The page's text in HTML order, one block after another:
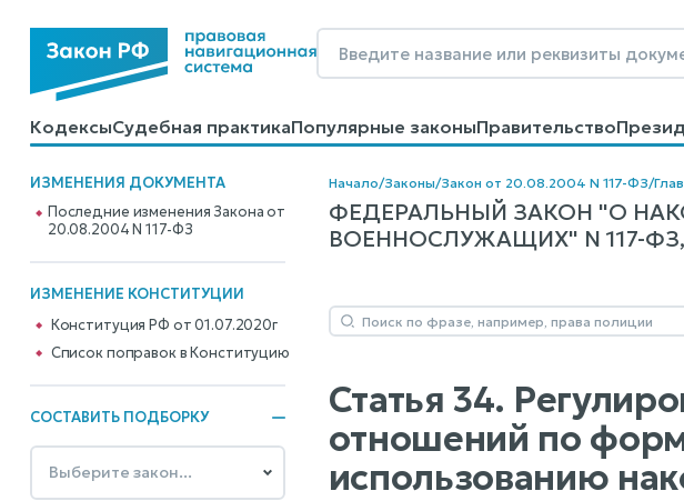
КодексыСудебная практикаПопулярные законыПравительство
КалькуляторыСправочные материалыОбразцы договоровКонтакты
ИЗМЕНЕНИЯ ДОКУМЕНТА
Последние изменения Закона от
20.08.2004 N 117-ФЗ
ИЗМЕНЕНИЕ КОНСТИТУЦИИ
Конституция РФ от 01.07.2020г
Cписок поправок в Конституцию
СОСТАВИТЬ ПОДБОРКУ
Начало/Законы/Закон от 20.08.2004 N 117-ФЗ/
ФЕДЕРАЛЬНЫЙ ЗАКОН "О
ВОЕННОСЛУЖАЩИХ" N 117-ФЗ,
Статья 34.
отношений по
использованию